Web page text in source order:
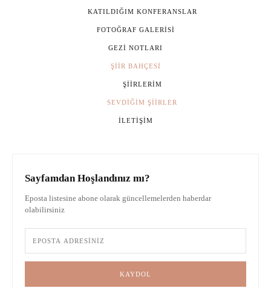
KATILDIĞIM KONFERANSLAR
FOTOĞRAF GALERISI
GEZI NOTLARI
ŞIIR BAHÇESI
ŞIIRLERIM
SEVDIĞIM ŞIIRLER
İLETIŞIM
Sayfamdan Hoşlandınız mı?
Eposta listesine abone olarak güncellemelerden haberdar
olabilirsiniz
KAYDOL